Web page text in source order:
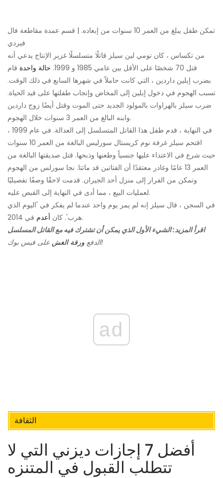
تمكن طفل يبلغ من العمر 10 سنوات من إبعاده. | قسم عمدة مقاطعة فال
فيردي
من تكساس ، كان تومي لين سيلز قاتلًا متسلسلًا غزير الإنتاج يدعي أنه
قتل 70 شخصًا على الأقل بين عامي 1985 و 1999.
حالة واحدة قام
بضرب إيلين داردين ، التي كانت حاملاً في شهرها السابع في ذلك الوقت.
تسبب الهجوم في دخول إيلين إلى المخاض وإنجاب طفلتها على قيد الحياة.
ضرب سيلز بالهراوات بالمولود الجديد حتى الموت وقتل أيضًا زوج داردين
وابنه البالغ من العمر 3 سنوات خلال الهجوم.
في النهاية ، قدم طفل هذا القاتل المتسلسل إلى العدالة. في عام 1999 ،
اقتحم سيلز غرفة نوم كريستال سورليس البالغة من العمر 10 سنوات
حيث شرع في الاعتداء عليها جنسياً وطعنها وذبحها. قتل صديقتها البالغة من
العمر 13 عامًا وغادر معتقدًا أن الفتاتين قد ماتتا. نجا سورلس من الهجوم
وتمكن من الفرار إلى منزل أحد الجيران. قدمت لاحقًا وصفًا تفصيليًا
لعمليات البيع ، مما أدى في النهاية إلى القبض عليه.
في السجن ، قال سيلز إنه لم يمر يوم واحد عندما لم يفكر في 'اليوم الذي
هرب'. كان أعدم
في 2014.
اقرأ المزيد: الشيء الأول الذي يمكن أن تشترك فيه مع القاتل المسلسل
الدفع ورقة الغش على فيس بوك!
ad
الثقافة
أفضل 7 إجازات ديزني التي لا
تتطلب القبول في المتنزه